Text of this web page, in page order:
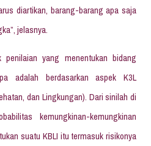
diartikan, barang-barang apa saja
jelasnya.
yang menentukan bidang
adalah berdasarkan aspek K3L
dan Lingkungan). Dari sinilah di
kemungkinan-kemungkinan
suatu KBLI itu termasuk risikonya